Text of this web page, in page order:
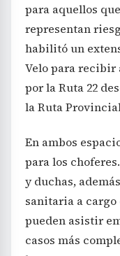
para aquellos
representan
habilitó un
Velo para recibir
por la Ruta 22
la Ruta
En ambos
para los
y duchas,
sanitaria a cargo
pueden asistir
casos más